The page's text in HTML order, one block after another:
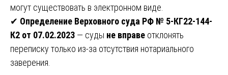
могут существовать в электронном виде.
✔ Определение Верховного суда РФ № 5-КГ22-144-
К2 от 07.02.2023 — суды не вправе отклонять
переписку только из-за отсутствия нотариального
заверения.